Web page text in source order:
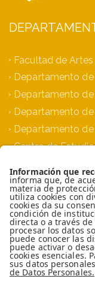
Facultad de
Departamento
Departamento
Departamento
Departamento de
Centro de
Universidad de